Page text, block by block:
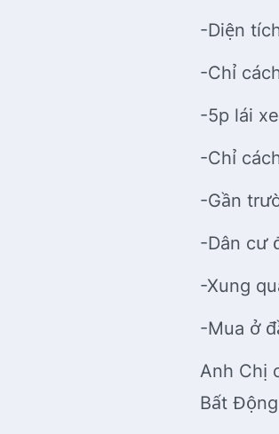
-Diện
-Chỉ
-5p lái
-Chỉ
-Gần
-Dân cư
-Xung
-Mua ở
Anh Chị
Bất